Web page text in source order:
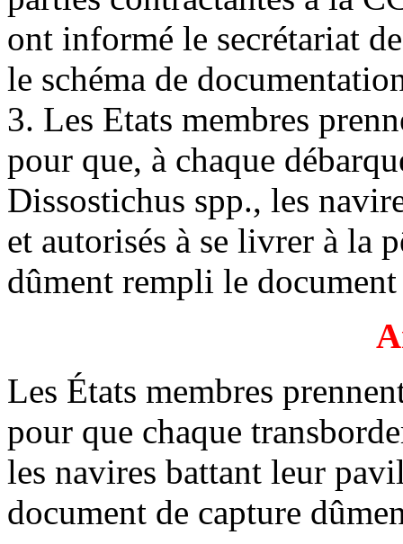
ont informé le secrétariat
le schéma de
3. Les Etats membres
pour que, à chaque
Dissostichus spp., les
et autorisés à se livrer à la
dûment rempli le
Les États membres
pour que chaque
les navires battant leur
document de capture